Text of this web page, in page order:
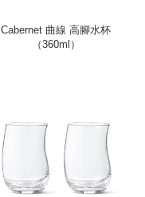
Cabernet 曲線 高腳水杯
（360ml）